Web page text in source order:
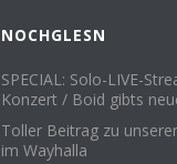
NOCHGLESN
SPECIAL: Solo-LIVE-
Konzert / Boid gibts
Toller Beitrag zu
im Wayhalla